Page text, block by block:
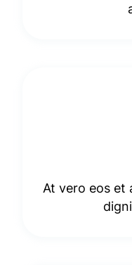
At vero eos et